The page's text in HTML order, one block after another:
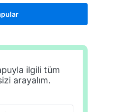
ilgili tüm
arayalım.